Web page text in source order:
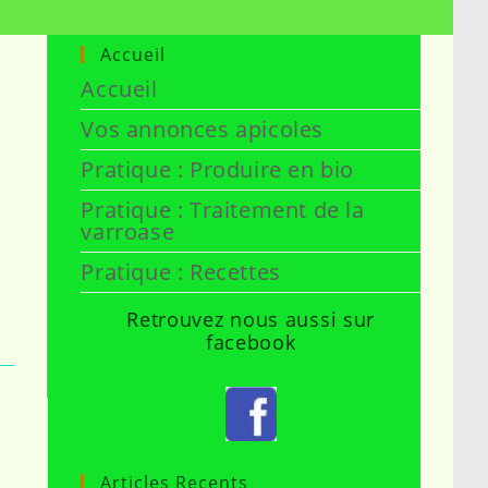
Accueil
Accueil
Vos annonces apicoles
Pratique : Produire en bio
Pratique : Traitement de la
varroase
Pratique : Recettes
Retrouvez nous aussi sur
facebook
Articles Recents